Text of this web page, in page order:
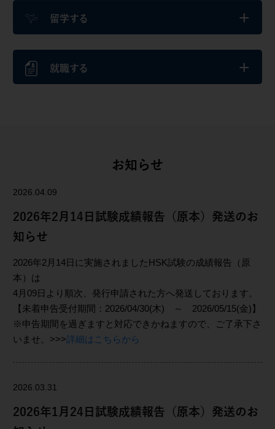
留学する +
就職する +
お知らせ
2026.04.09
2026年2月14日試験成績報告（原本）発送のお
知らせ
2026年2月14日に実施されましたHSK試験の成績報告（原
本）は
4月09日より順次、発行申請された方へ発送しております。
【未着申告受付期間：2026/04/30(木) ～ 2026/05/15(金)】
※申告期間を過ぎますと対応できかねますので、ご了承下さ
いませ。>>>詳細はこちらから
2026.03.31
2026年1月24日試験成績報告（原本）発送のお